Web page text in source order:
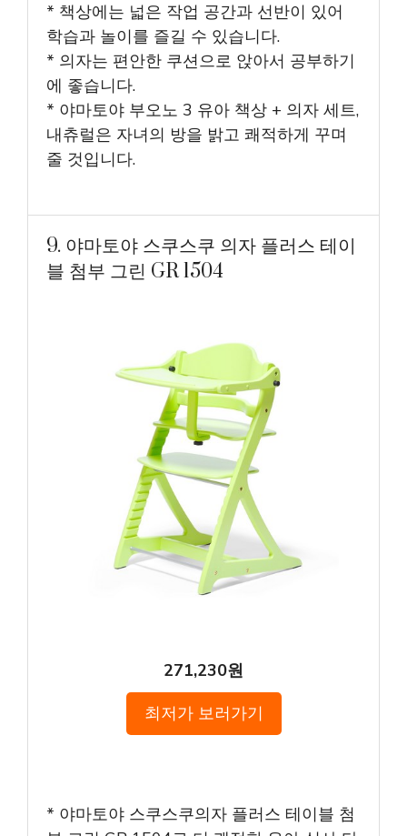
* 책상에는 넓은 작업 공간과 선반이 있어
학습과 놀이를 즐길 수 있습니다.
* 의자는 편안한 쿠션으로 앉아서 공부하기
에 좋습니다.
* 야마토야 부오노 3 유아 책상 + 의자 세트,
내츄럴은 자녀의 방을 밝고 쾌적하게 꾸며
줄 것입니다.
9. 야마토야 스쿠스쿠 의자 플러스 테이
블 첨부 그린 GR 1504
271,230원
최저가 보러가기
* 야마토야 스쿠스쿠의자 플러스 테이블 첨